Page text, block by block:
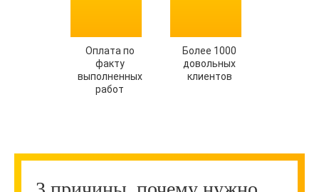
Оплата по
факту
выполненных
работ
Более 1000
довольных
клиентов